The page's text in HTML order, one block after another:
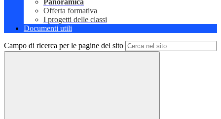
Panoramica
Offerta formativa
I progetti delle classi
Documenti utili
Campo di ricerca per le pagine del sito